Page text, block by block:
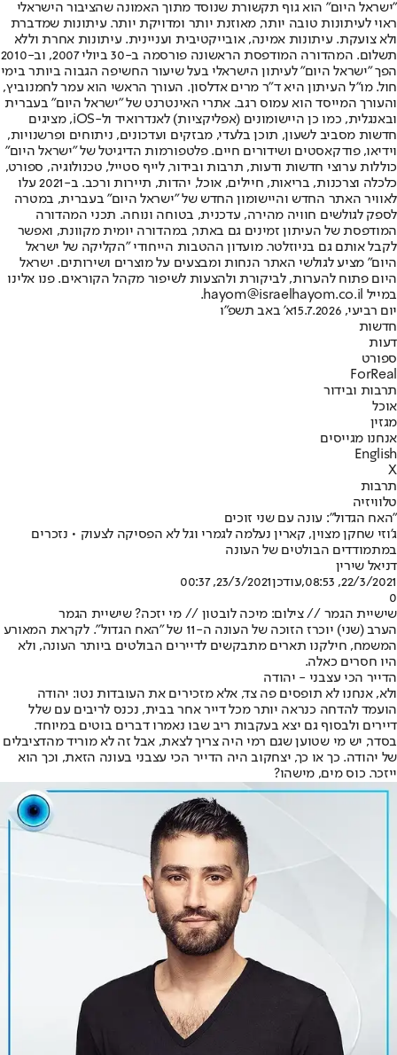
"ישראל היום" הוא גוף תקשורת שנוסד מתוך האמונה שהציבור הישראלי
ראוי לעיתונות טובה יותר, מאוזנת יותר ומדויקת יותר. עיתונות שמדברת
ולא צועקת. עיתונות אמינה, אובייקטיבית ועניינית. עיתונות אחרת וללא
תשלום. המהדורה המודפסת הראשונה פורסמה ב-30 ביולי 2007, וב-2010
הפך "ישראל היום" לעיתון הישראלי בעל שיעור החשיפה הגבוה ביותר בימי
חול. מו"ל העיתון היא ד"ר מרים אדלסון. העורך הראשי הוא עמר לחמנוביץ,
והעורך המייסד הוא עמוס רגב. אתרי האינטרנט של "ישראל היום" בעברית
ובאנגלית, כמו כן היישומונים (אפליקציות) לאנדרואיד ול-iOS, מציגים
חדשות מסביב לשעון, תוכן בלעדי, מבזקים ועדכונים, ניתוחים ופרשנויות,
וידיאו, פודקאסטים ושידורים חיים. פלטפורמות הדיגיטל של "ישראל היום"
כוללות ערוצי חדשות ודעות, תרבות ובידור, לייף סטייל, טכנולוגיה, ספורט,
כלכלה וצרכנות, בריאות, חיילים, אוכל, יהדות, תיירות ורכב. ב-2021 עלו
לאוויר האתר החדש והיישומון החדש של "ישראל היום" בעברית, במטרה
לספק לגולשים חוויה מהירה, עדכנית, בטוחה ונוחה. תכני המהדורה
המודפסת של העיתון זמינים גם באתר, במהדורה יומית מקוונת, ואפשר
לקבל אותם גם בניוזלטר. מועדון ההטבות הייחודי "הקליקה של ישראל
היום" מציע לגולשי האתר הנחות ומבצעים על מוצרים ושירותים. ישראל
היום פתוח להערות, לביקורת ולהצעות לשיפור מקהל הקוראים. פנו אלינו
במייל hayom@israelhayom.co.il.
יום רביעי, 15.7.2026
א' באב תשפ"ו
חדשות
דעות
ספורט
ForReal
תרבות ובידור
אוכל
מגזין
אנחנו מגייסים
English
X
תרבות
טלוויזיה
"האח הגדול": עונה עם שני זוכים
ג'וזי שחקן מצוין, קארין נעלמה לגמרי וגל לא הפסיקה לצעוק • נזכרים
במתמודדים הבולטים של העונה
דניאל שירין
22/3/2021, 08:53
,עודכן23/3/2021, 00:37
0
שישיית הגמר // צילום: מיכה לובטון // מי יזכה? שישיית הגמר
הערב (שני) יוכרז הזוכה של העונה ה-11 של "
האח הגדול". לקראת המאורע
המשמח, חילקנו תארים מתבקשים לדיירים הבולטים ביותר העונה, ולא
היו חסרים כאלה.
הדייר הכי עצבני - יהודה
ולא, אנחנו לא תופסים פה צד, אלא מזכירים את העובדות נטו: יהודה
הועמד להדחה כנראה יותר מכל דייר אחר בבית, נכנס לריבים עם שלל
דיירים ולבסוף גם יצא בעקבות ריב שבו נאמרו דברים בוטים במיוחד.
בסדר, יש מי שטוען שגם רמי היה צריך לצאת, אבל זה לא מוריד מהדציבלים
של יהודה. כך או כך, יצחקוב היה הדייר הכי עצבני בעונה הזאת, וכך הוא
ייזכר. כוס מים, מישהו?